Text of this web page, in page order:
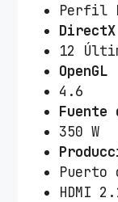
Perfil
DirectX
12
OpenGL
4.6
Fuente
350 W
HDMI